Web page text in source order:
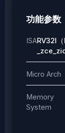
功能参数
ISARV32I（
Micro Arch
Memory
System